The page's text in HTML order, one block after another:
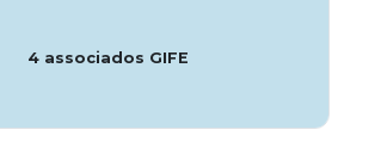
4 associados GIFE